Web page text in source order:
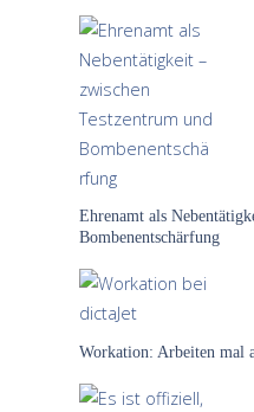
Ehrenamt als
Bombenentschärfung
Workation: Arbeiten mal